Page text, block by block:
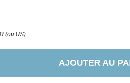
(ou US)
AJOUTER AU